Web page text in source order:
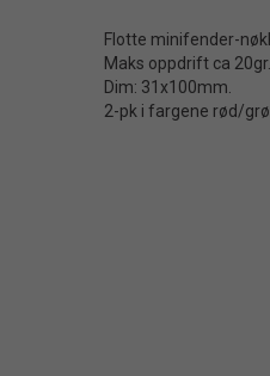
Flotte minifender-
Maks oppdrift ca 20gr.
Dim: 31x100mm.
2-pk i fargene rød/